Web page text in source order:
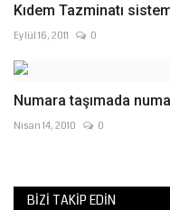
Kıdem Tazminatı
Eylül 16, 2011 0
Numara taşımada
Nisan 14, 2010 0
BIZI TAKIP EDIN